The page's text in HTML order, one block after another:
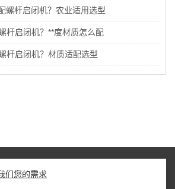
螺杆启闭机？农业适用选型
杆启闭机？**度材质怎么配
杆启闭机？材质适配选型
们您的需求